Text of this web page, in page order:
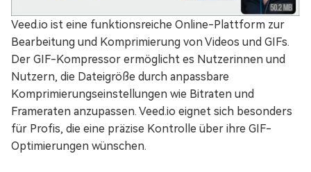
Veed.io ist eine funktionsreiche Online-Plattform zur
Bearbeitung und Komprimierung von Videos und GIFs.
Der GIF-Kompressor ermöglicht es Nutzerinnen und
Nutzern, die Dateigröße durch anpassbare
Komprimierungseinstellungen wie Bitraten und
Frameraten anzupassen. Veed.io eignet sich besonders
für Profis, die eine präzise Kontrolle über ihre GIF-
Optimierungen wünschen.